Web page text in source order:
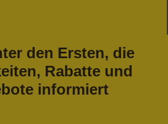
den Ersten, die
Rabatte und
informiert